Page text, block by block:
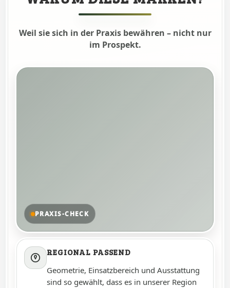
Weil sie sich in der Praxis bewähren – nicht nur
im Prospekt.
PRAXIS‑CHECK
REGIONAL PASSEND
Geometrie, Einsatzbereich und Ausstattung
sind so gewählt, dass es in unserer Region